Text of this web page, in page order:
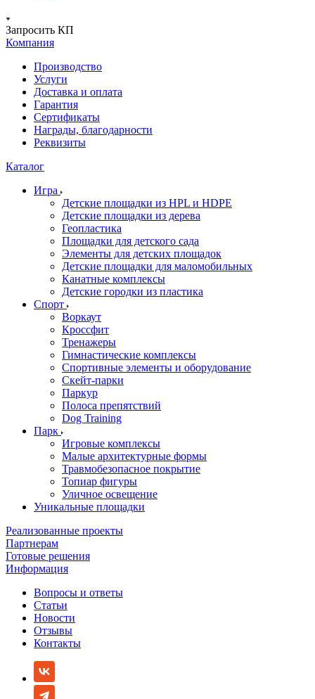
Запросить КП
Компания
Производство
Услуги
Доставка и оплата
Гарантия
Сертификаты
Награды, благодарности
Реквизиты
Каталог
Игра
Детские площадки из HPL и HDPE
Детские площадки из дерева
Геопластика
Площадки для детского сада
Элементы для детских площадок
Детские площадки для маломобильных
Канатные комплексы
Детские городки из пластика
Спорт
Воркаут
Кроссфит
Тренажеры
Гимнастические комплексы
Спортивные элементы и оборудование
Скейт-парки
Паркур
Полоса препятствий
Dog Training
Парк
Игровые комплексы
Малые архитектурные формы
Травмобезопасное покрытие
Топиар фигуры
Уличное освещение
Уникальные площадки
Реализованные проекты
Партнерам
Готовые решения
Информация
Вопросы и ответы
Статьи
Новости
Отзывы
Контакты